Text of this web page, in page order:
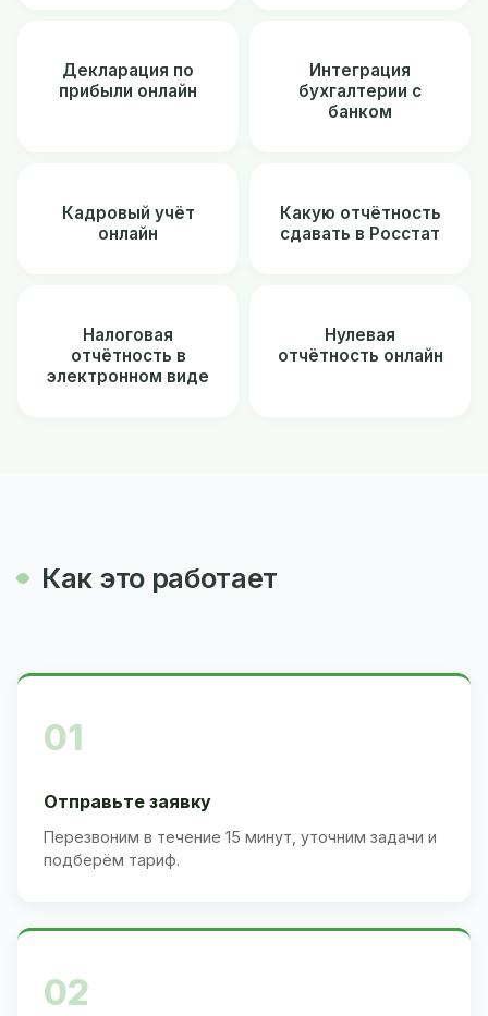
Декларация по
прибыли онлайн
Интеграция
бухгалтерии с
банком
Кадровый учёт
онлайн
Какую отчётность
сдавать в Росстат
Налоговая
отчётность в
электронном виде
Нулевая
отчётность онлайн
Как это работает
01
Отправьте заявку
Перезвоним в течение 15 минут, уточним задачи и
подберём тариф.
02